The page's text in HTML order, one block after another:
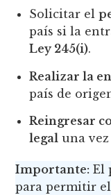
Solicitar el
país si la
Ley 245(i).
Realizar la
país de
Reingresar
legal una
Importante: El
para permitir